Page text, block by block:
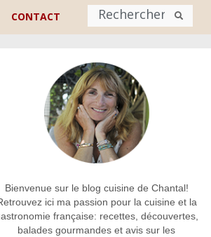
CONTACT
Nom
*
Bienvenue sur le blog cuisine de Chantal!
ici ma passion pour la cuisine et la
française: recettes, découvertes,
balades gourmandes et avis sur les